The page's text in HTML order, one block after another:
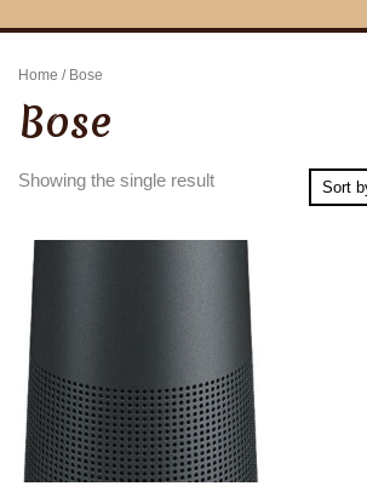
Home / Bose
Bose
Showing the single result